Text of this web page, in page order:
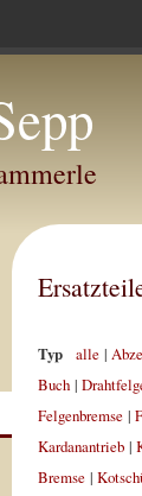
Typ alle|
Buch|
Felgenbremse|
Kardanantrieb|
Bremse|